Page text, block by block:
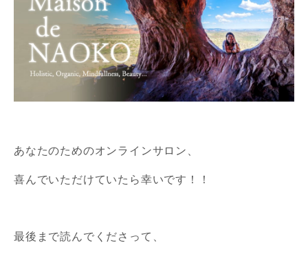
あなたのためのオンラインサロン、
喜んでいただけていたら幸いです！！
最後まで読んでくださって、